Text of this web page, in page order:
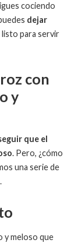
cociendo
dejar
para servir
con
y
que el
. Pero, ¿cómo
una serie de
y meloso que